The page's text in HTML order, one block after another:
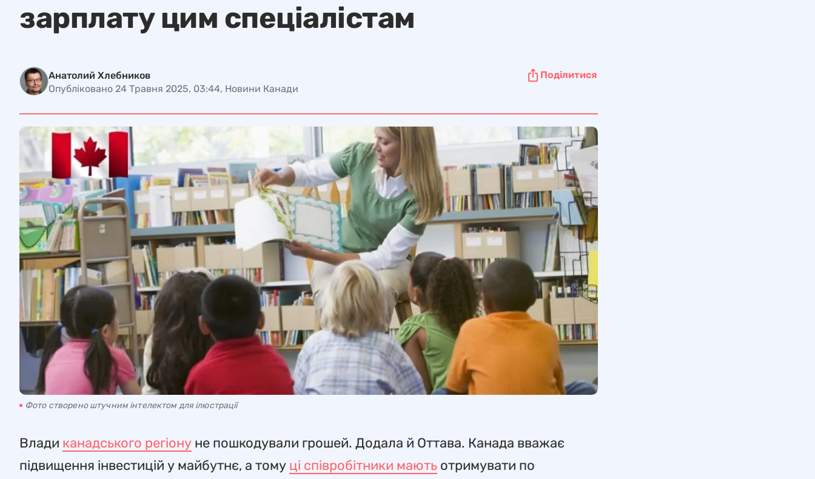
зарплату цим спеціалістам
Анатолий Хлебников
Опубліковано 24 Травня 2025, 03:44, Новини Канади
Поділитися
Фото створено штучним інтелектом для ілюстрації
Влади канадського регіону не пошкодували грошей. Додала й Оттава. Канада вважає
підвищення інвестицій у майбутнє, а тому ці співробітники мають отримувати по